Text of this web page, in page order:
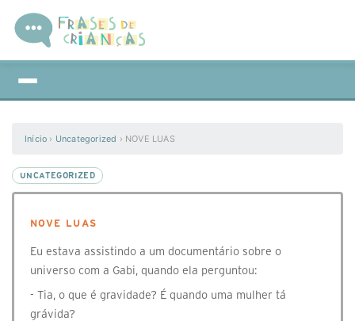
Início › Uncategorized › NOVE LUAS
UNCATEGORIZED
NOVE LUAS
Eu estava assistindo a um documentário sobre o
universo com a Gabi, quando ela perguntou:
- Tia, o que é gravidade? É quando uma mulher tá
grávida?